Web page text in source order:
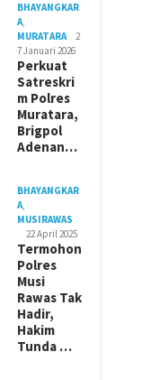
BHAYANGKAR
A,
MURATARA
2
7 Januari 2026
Perkuat
Satreskri
m Polres
Muratara,
Brigpol
Adenan…
BHAYANGKAR
A,
MUSIRAWAS
22 April 2025
Termohon
Polres
Musi
Rawas Tak
Hadir,
Hakim
Tunda …